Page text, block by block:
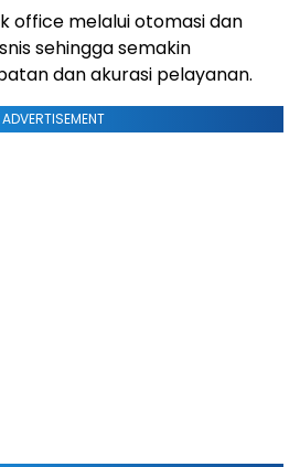
office melalui otomasi dan
sehingga semakin
dan akurasi pelayanan.
ADVERTISEMENT